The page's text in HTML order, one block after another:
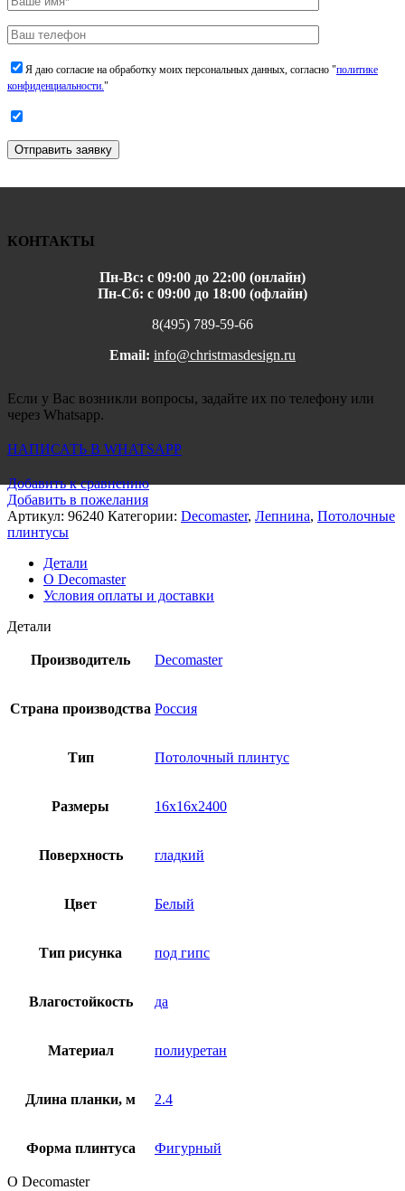
Я даю согласие на обработку моих персональных данных, согласно "политике
конфиденциальности."
Отправить заявку
КОНТАКТЫ
Пн-Вс: с 09:00 до 22:00 (онлайн)
Пн-Сб: с 09:00 до 18:00 (офлайн)
8(495) 789-59-66
Email: info@christmasdesign.ru
Если у Вас возникли вопросы, задайте их по телефону или
через Whatsapp.
НАПИСАТЬ В WHATSAPP
Добавить к сравнению
Добавить в пожелания
Артикул: 96240 Категории: Decomaster, Лепнина, Потолочные
плинтусы
Детали
О Decomaster
Условия оплаты и доставки
Детали
Производитель Decomaster
Страна производства Россия
Тип Потолочный плинтус
Размеры 16x16x2400
Поверхность гладкий
Цвет Белый
Тип рисунка под гипс
Влагостойкость да
Материал полиуретан
Длина планки, м 2.4
Форма плинтуса Фигурный
О Decomaster